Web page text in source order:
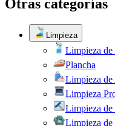
Otras categorías
Limpieza
Limpieza de
Plancha
Limpieza
Limpieza
Limpieza de
Limpieza de